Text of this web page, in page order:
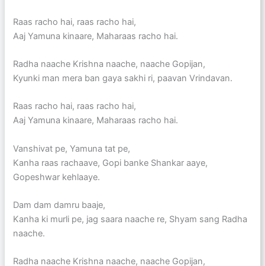
Raas racho hai, raas racho hai,
Aaj Yamuna kinaare, Maharaas racho hai.
Radha naache Krishna naache, naache Gopijan,
Kyunki man mera ban gaya sakhi ri, paavan Vrindavan.
Raas racho hai, raas racho hai,
Aaj Yamuna kinaare, Maharaas racho hai.
Vanshivat pe, Yamuna tat pe,
Kanha raas rachaave, Gopi banke Shankar aaye,
Gopeshwar kehlaaye.
Dam dam damru baaje,
Kanha ki murli pe, jag saara naache re, Shyam sang Radha
naache.
Radha naache Krishna naache, naache Gopijan,